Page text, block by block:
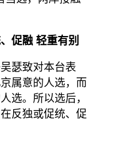
促融 轻重有别
瑟致对本台表
属意的人选，而
选。所以选后，
反独或促统、促